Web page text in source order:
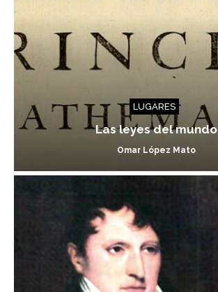
LUGARES
Las leyes del mundo
Omar López Mato